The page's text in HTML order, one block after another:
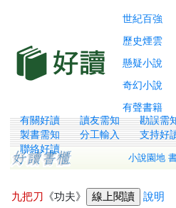
世紀百強
歷史煙雲
懸疑小說
奇幻小說
有聲書籍
有關好讀 讀友需知
勘誤需
製書需知
分工輸入
支持好
聯絡好讀
小說園地
九把刀 《功夫》 說明